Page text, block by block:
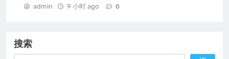
admin 9 小时 ago 0
搜索